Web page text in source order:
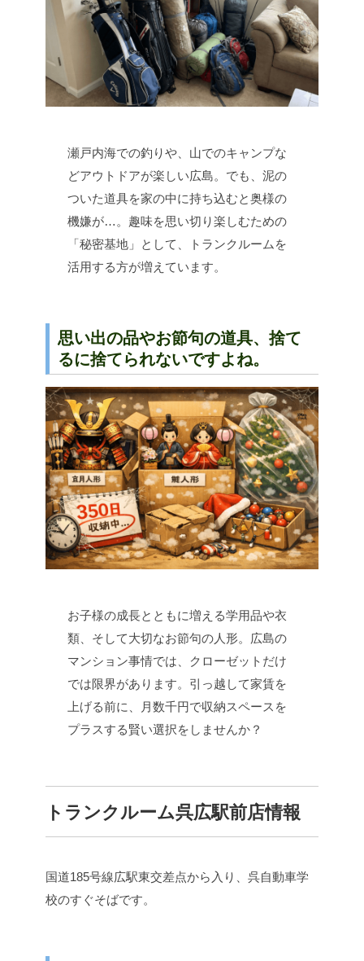
瀬戸内海での釣りや、山でのキャンプな
どアウトドアが楽しい広島。でも、泥の
ついた道具を家の中に持ち込むと奥様の
機嫌が…。趣味を思い切り楽しむための
「秘密基地」として、トランクルームを
活用する方が増えています。
思い出の品やお節句の道具、捨て
るに捨てられないですよね。
お子様の成長とともに増える学用品や衣
類、そして大切なお節句の人形。広島の
マンション事情では、クローゼットだけ
では限界があります。引っ越して家賃を
上げる前に、月数千円で収納スペースを
プラスする賢い選択をしませんか？
トランクルーム呉広駅前店情報
国道185号線広駅東交差点から入り、呉自動車学
校のすぐそばです。